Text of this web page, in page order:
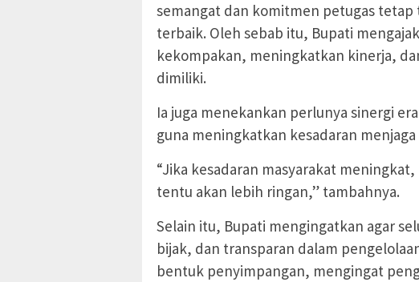
semangat dan komitmen petugas
terbaik. Oleh sebab itu, Bupati
kekompakan, meningkatkan kinerja,
dimiliki.
Ia juga menekankan perlunya sinergi
guna meningkatkan kesadaran
“Jika kesadaran masyarakat
tentu akan lebih ringan,” tambahnya.
Selain itu, Bupati mengingatkan agar
bijak, dan transparan dalam
bentuk penyimpangan, mengingat